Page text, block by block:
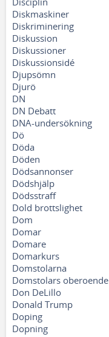
Diskmaskiner
Diskriminering
Diskussion
Diskussioner
Diskussionsidé
Djupsömn
Djurö
DN
DN Debatt
DNA-undersökning
Dö
Döda
Döden
Dödsannonser
Dödshjälp
Dödsstraff
Dold brottslighet
Dom
Domar
Domare
Domarkurs
Domstolarna
Domstolars oberoende
Don DeLillo
Donald Trump
Doping
Dopning